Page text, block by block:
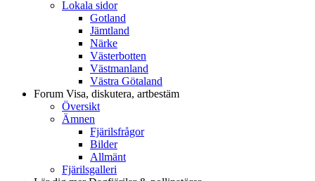
Lokala sidor
Gotland
Jämtland
Närke
Västerbotten
Västmanland
Västra Götaland
Forum Visa, diskutera, artbestäm
Översikt
Ämnen
Fjärilsfrågor
Bilder
Allmänt
Fjärilsgalleri